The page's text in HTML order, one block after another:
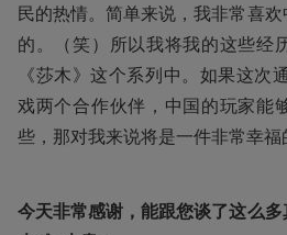
民的热情。简单来说，我非常喜
的。（笑）所以我将我的这些经
《莎木》这个系列中。如果这次
戏两个合作伙伴，中国的玩家能
些，那对我来说将是一件非常幸福
今天非常感谢，能跟您谈了这么